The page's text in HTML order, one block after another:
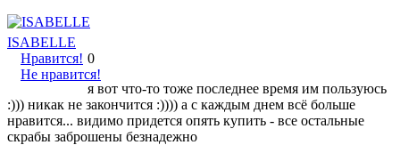
ISABELLE
Нравится!
Не нравится!
0
я вот что-то тоже последнее время им пользуюсь
:))) никак не закончится :)))) а с каждым днем всё больше
нравится... видимо придется опять купить - все остальные
скрабы заброшены безнадежно